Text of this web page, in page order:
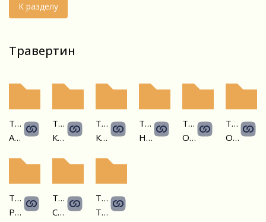
К разделу
Травертин
Травертин
Айвори
Травертин
Классико
Травертин
Купер
Травертин
Ноче
Травертин
Оникс
Оро
Травертин
Романо
Травертин
Сильвер
Травертин
Титаниум